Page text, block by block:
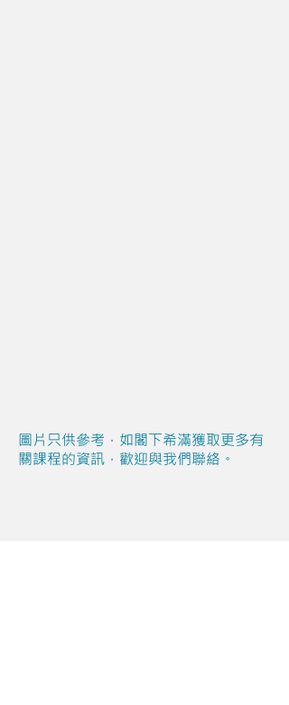
圖片只供參考，如閣下希滿獲取更多有
關課程的資訊，歡迎與我們聯絡。